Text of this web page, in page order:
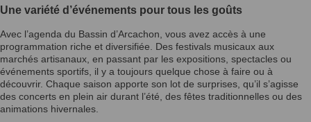
Une variété d’événements pour tous les goûts
Avec l’agenda du Bassin d’Arcachon, vous avez accès à une
programmation riche et diversifiée. Des festivals musicaux aux
marchés artisanaux, en passant par les expositions, spectacles ou
événements sportifs, il y a toujours quelque chose à faire ou à
découvrir. Chaque saison apporte son lot de surprises, qu’il s’agisse
des concerts en plein air durant l’été, des fêtes traditionnelles ou des
animations hivernales.